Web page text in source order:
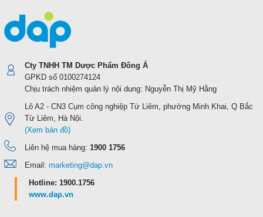
Cty TNHH TM Dược Phẩm Đông Á
GPKD số 0100274124
Chịu trách nhiệm quản lý nội dung: Nguyễn Thị Mỹ Hằng
Lô A2 - CN3 Cụm công nghiệp Từ Liêm, phường Minh Khai, Q Bắc
Từ Liêm, Hà Nội.
(Xem bản đồ)
Liên hệ mua hàng: 1900 1756
Email: marketing@dap.vn
Hotline: 1900.1756
www.dap.vn